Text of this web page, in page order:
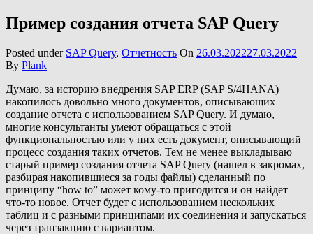
Пример создания отчета SAP Query
Posted under SAP Query, Отчетность On 26.03.202227.03.2022
By Plank
Думаю, за историю внедрения SAP ERP (SAP S/4HANA)
накопилось довольно много документов, описывающих
создание отчета с использованием SAP Query. И думаю,
многие консультанты умеют обращаться с этой
функциональностью или у них есть документ, описывающий
процесс создания таких отчетов. Тем не менее выкладываю
старый пример создания отчета SAP Query (нашел в закромах,
разбирая накопившиеся за годы файлы) сделанный по
принципу “how to” может кому-то пригодится и он найдет
что-то новое. Отчет будет с использованием нескольких
таблиц и с разными принципами их соединения и запускаться
через транзакцию с вариантом.